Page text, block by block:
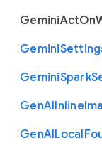
GeminiActOn
Gemini
GeminiSpark
GenAIInline
GenAILocal